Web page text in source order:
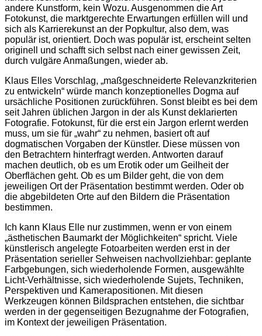
andere Kunstform, kein Wozu. Ausgenommen die Art
Fotokunst, die marktgerechte Erwartungen erfüllen will und
sich als Karrierekunst an der Popkultur, also dem, was
populär ist, orientiert. Doch was populär ist, erscheint selten
originell und schafft sich selbst nach einer gewissen Zeit,
durch vulgäre Anmaßungen, wieder ab.
Klaus Elles Vorschlag, „maßgeschneiderte Relevanzkriterien
zu entwickeln“ würde manch konzeptionelles Dogma auf
ursächliche Positionen zurückführen. Sonst bleibt es bei dem
seit Jahren üblichen Jargon in der als Kunst deklarierten
Fotografie. Fotokunst, für die erst ein Jargon erlernt werden
muss, um sie für „wahr“ zu nehmen, basiert oft auf
dogmatischen Vorgaben der Künstler. Diese müssen von
den Betrachtern hinterfragt werden. Antworten darauf
machen deutlich, ob es um Erotik oder um Geilheit der
Oberflächen geht. Ob es um Bilder geht, die von dem
jeweiligen Ort der Präsentation bestimmt werden. Oder ob
die abgebildeten Orte auf den Bildern die Präsentation
bestimmen.
Ich kann Klaus Elle nur zustimmen, wenn er von einem
„ästhetischen Baumarkt der Möglichkeiten“ spricht. Viele
künstlerisch angelegte Fotoarbeiten werden erst in der
Präsentation serieller Sehweisen nachvollziehbar: geplante
Farbgebungen, sich wiederholende Formen, ausgewählte
Licht-Verhältnisse, sich wiederholende Sujets, Techniken,
Perspektiven und Kamerapositionen. Mit diesen
Werkzeugen können Bildsprachen entstehen, die sichtbar
werden in der gegenseitigen Bezugnahme der Fotografien,
im Kontext der jeweiligen Präsentation.